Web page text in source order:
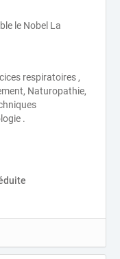
le Nobel La
respiratoires ,
Naturopathie,
.